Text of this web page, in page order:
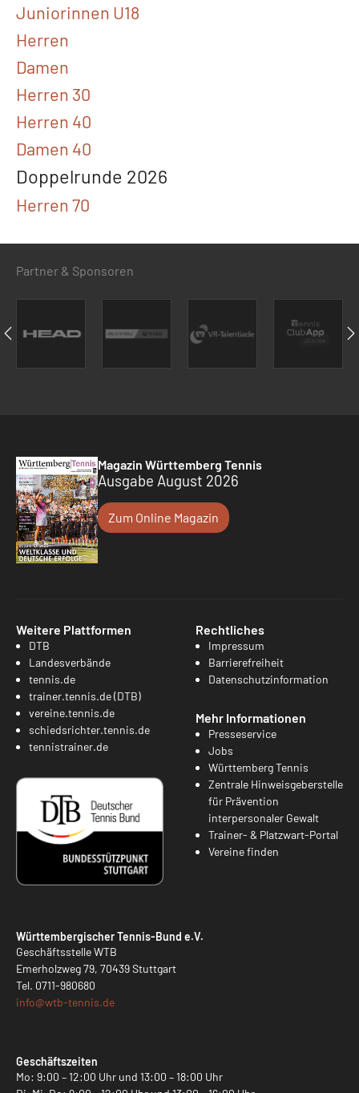
Juniorinnen U18
Herren
Damen
Herren 30
Herren 40
Damen 40
Doppelrunde 2026
Herren 70
Partner & Sponsoren
Magazin Württemberg Tennis
Ausgabe August 2026
Zum Online Magazin
Weitere Plattformen
DTB
Landesverbände
tennis.de
trainer.tennis.de (DTB)
vereine.tennis.de
schiedsrichter.tennis.de
tennistrainer.de
Rechtliches
Impressum
Barrierefreiheit
Datenschutzinformation
Mehr Informationen
Presseservice
Jobs
Württemberg Tennis
Zentrale Hinweisgeberstelle
für Prävention
interpersonaler Gewalt
Trainer- & Platzwart-Portal
Vereine finden
Württembergischer Tennis-Bund e.V.
Geschäftsstelle WTB
Emerholzweg 79, 70439 Stuttgart
Tel. 0711-980680
info@wtb-tennis.de
Geschäftszeiten
Mo: 9:00 – 12:00 Uhr und 13:00 – 18:00 Uhr